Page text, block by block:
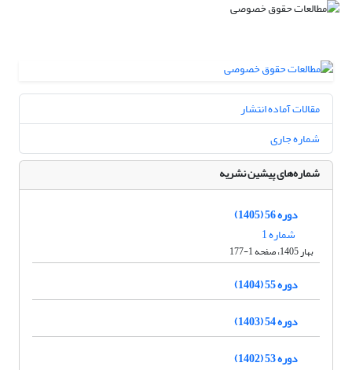
مقالات آماده انتشار
شماره جاری
شماره‌های پیشین نشریه
دوره 56 (1405)
شماره 1
بهار 1405، صفحه 1-177
دوره 55 (1404)
دوره 54 (1403)
دوره 53 (1402)